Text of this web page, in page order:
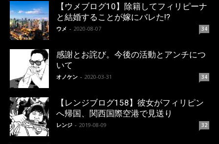
【ウメブログ10】除籍してフィリピーナ
と結婚することが嫁にバレた!?
ウメ - 2020-08-07 34
感謝とお詫び。今後の活動とアンチにつ
いて
オノケン - 2020-03-31 34
【レンジブログ158】彼女がフィリピン
へ帰国、関西国際空港で見送り
レンジ - 2019-08-09 32